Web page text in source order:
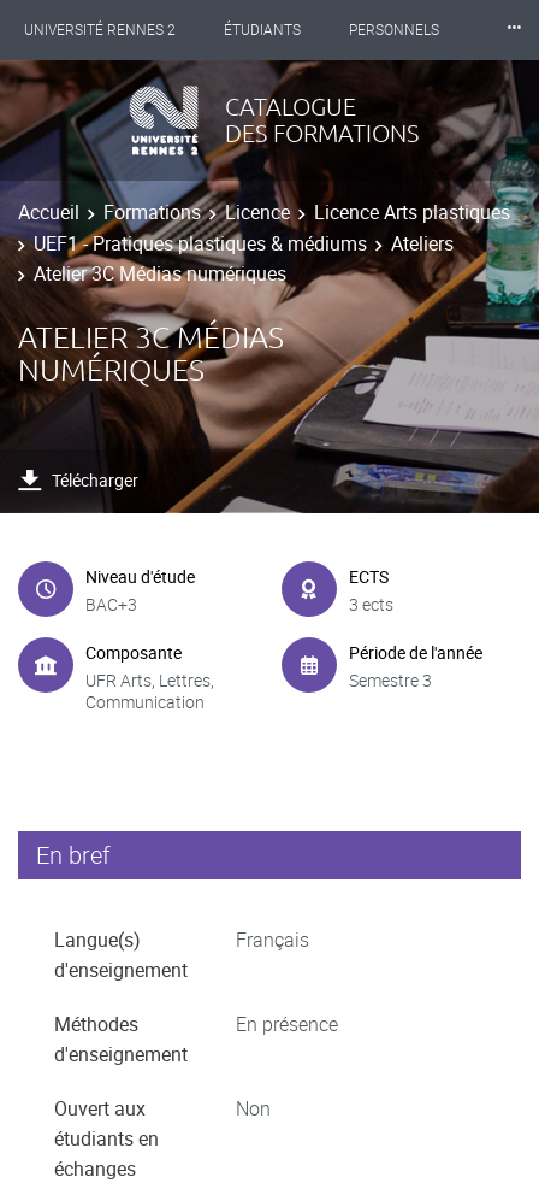
UNIVERSITÉ RENNES 2 ÉTUDIANTS PERSONNELS
INTERNATIONAL PROFESSIONNELS BIBLIOTHÈQUES
LES NOUVELLES DE RENNES 2
⸱⸱⸱
CATALOGUE
DES FORMATIONS
Accueil Formations Licence
Licence Arts plastiques
UEF1 - Pratiques plastiques & médiums
Ateliers
Atelier 3C Médias numériques
ATELIER 3C MÉDIAS
NUMÉRIQUES
Télécharger
Niveau d'étude
BAC+3
ECTS
3 ects
Composante
UFR Arts, Lettres,
Communication
Période de l'année
Semestre 3
En bref
Langue(s)
d'enseignement
Français
Méthodes
d'enseignement
En présence
Ouvert aux
étudiants en
échanges
Non